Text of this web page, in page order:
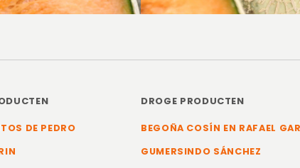
DE PEDRO
DROGE PRODUCTEN
BEGOÑA COSÍN EN RAFAEL
GUMERSINDO SÁNCHEZ